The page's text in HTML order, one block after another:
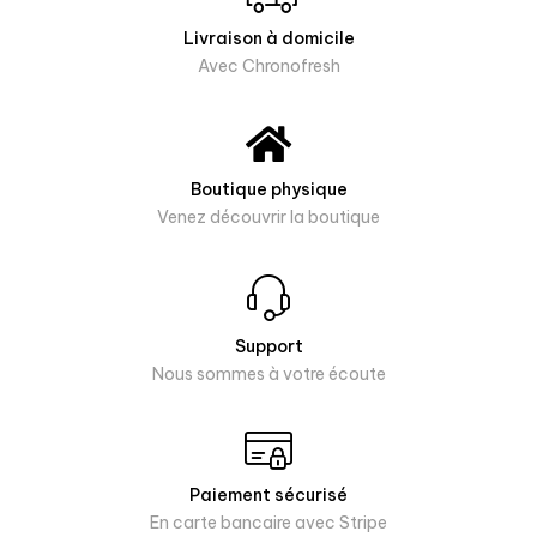
Livraison à domicile
Avec Chronofresh
Boutique physique
Venez découvrir la boutique
Support
Nous sommes à votre écoute
Paiement sécurisé
En carte bancaire avec Stripe